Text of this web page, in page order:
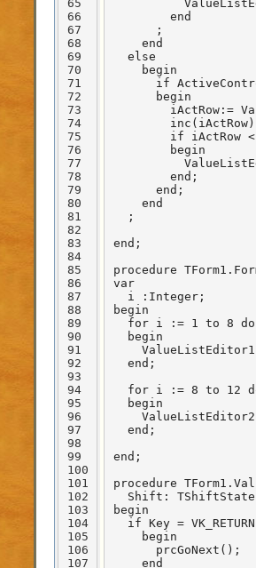
65
66
67
68
69
70
71
72
73
74
75
76
77
78
79
80
81
82
83
84
85
86
87
88
89
90
91
92
93
94
95
96
97
98
99
100
101
102
103
104
105
106
107
        end
      ;
    end
  else
    begin
if
      begin
iActRow:=
if iActRow
        begin
        end;
      end;
    end
  ;
end;
procedure
var
  i :Integer;
begin
  for i := 1 to 8 do
  begin
  end;
for i := 8 to 12
  begin
  end;
end;
procedure
Shift:
begin
if Key =
    begin
      prcGoNext();
    end